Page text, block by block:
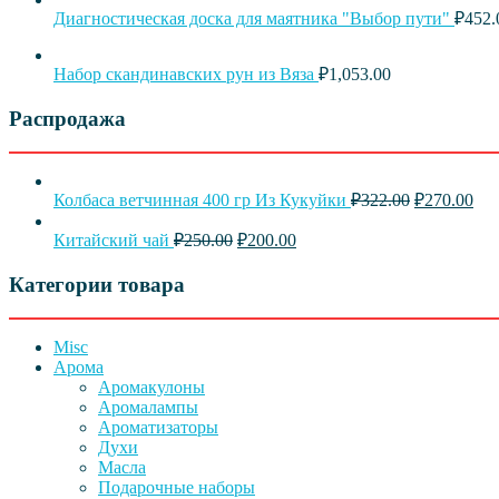
Диагностическая доска для маятника "Выбор пути" ₽
Набор скандинавских рун из Вяза ₽1,053.00
Распродажа
Колбаса ветчинная 400 гр Из Кукуйки ₽322.00 ₽270.00
Китайский чай ₽250.00 Первоначальная
₽200.00Текущая
Категории товара
Misc
Арома
Аромакулоны
Аромалампы
Ароматизаторы
Духи
Масла
Подарочные наборы